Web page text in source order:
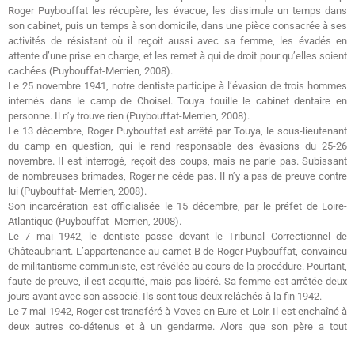
Roger Puybouffat les récupère, les évacue, les dissimule un temps dans
son cabinet, puis un temps à son domicile, dans une pièce consacrée à ses
activités de résistant où il reçoit aussi avec sa femme, les évadés en
attente d’une prise en charge, et les remet à qui de droit pour qu’elles soient
cachées (Puybouffat-Merrien, 2008).
Le 25 novembre 1941, notre dentiste participe à l’évasion de trois hommes
internés dans le camp de Choisel. Touya fouille le cabinet dentaire en
personne. Il n’y trouve rien (Puybouffat-Merrien, 2008).
Le 13 décembre, Roger Puybouffat est arrêté par Touya, le sous-lieutenant
du camp en question, qui le rend responsable des évasions du 25-26
novembre. Il est interrogé, reçoit des coups, mais ne parle pas. Subissant
de nombreuses brimades, Roger ne cède pas. Il n’y a pas de preuve contre
lui (Puybouffat- Merrien, 2008).
Son incarcération est officialisée le 15 décembre, par le préfet de Loire-
Atlantique (Puybouffat- Merrien, 2008).
Le 7 mai 1942, le dentiste passe devant le Tribunal Correctionnel de
Châteaubriant. L’appartenance au carnet B de Roger Puybouffat, convaincu
de militantisme communiste, est révélée au cours de la procédure. Pourtant,
faute de preuve, il est acquitté, mais pas libéré. Sa femme est arrêtée deux
jours avant avec son associé. Ils sont tous deux relâchés à la fin 1942.
Le 7 mai 1942, Roger est transféré à Voves en Eure-et-Loir. Il est enchaîné à
deux autres co-détenus et à un gendarme. Alors que son père a tout